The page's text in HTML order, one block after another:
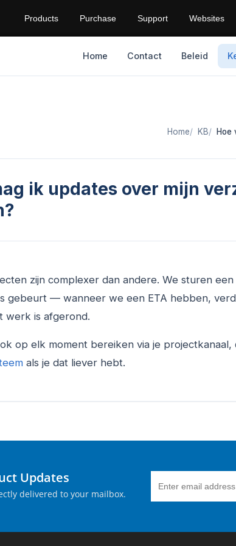
Products Purchase Support Websites
Home Contact Beleid
Home KB Hoe
ik updates over mijn
zijn complexer dan andere. We sturen
gebeurt — wanneer we een ETA hebben,
werk is afgerond.
op elk moment bereiken via je projectkanaal,
als je dat liever hebt.
Updates
delivered to your mailbox.